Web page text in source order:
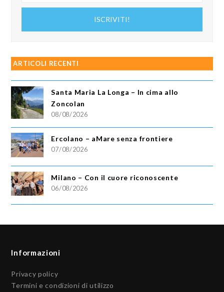
ISCRIVITI!
ARTICOLI RECENTI
Santa Maria La Longa – In cima allo
Zoncolan
08/08/2026
Ercolano – aMare senza frontiere
07/08/2026
Milano – Con il cuore riconoscente
06/08/2026
Informazioni
Privacy policy
Termini e condizioni di utilizzo